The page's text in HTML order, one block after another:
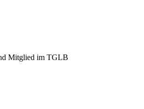
Mitglied im TGLB